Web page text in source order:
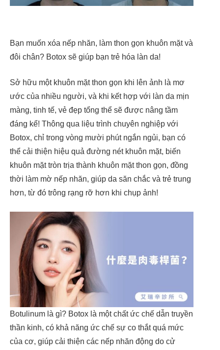
Bạn muốn xóa nếp nhăn, làm thon gọn khuôn mặt và
đôi chân? Botox sẽ giúp bạn trẻ hóa làn da!
Sở hữu một khuôn mặt thon gọn khi lên ảnh là mơ
ước của nhiều người, và khi kết hợp với làn da mịn
màng, tinh tế, vẻ đẹp tổng thể sẽ được nâng tầm
đáng kể! Thông qua liệu trình chuyên nghiệp với
Botox, chỉ trong vòng mười phút ngắn ngủi, bạn có
thể cải thiện hiệu quả đường nét khuôn mặt, biến
khuôn mặt tròn trịa thành khuôn mặt thon gọn, đồng
thời làm mờ nếp nhăn, giúp da săn chắc và trẻ trung
hơn, từ đó trông rạng rỡ hơn khi chụp ảnh!
Botulinum là gì? Botox là một chất ức chế dẫn truyền
thần kinh, có khả năng ức chế sự co thắt quá mức
của cơ, giúp cải thiện các nếp nhăn động do cử